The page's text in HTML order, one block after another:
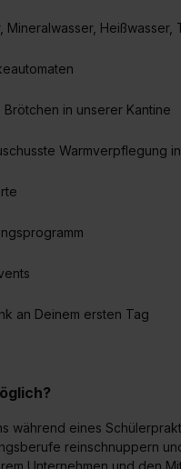
Mineralwasser, Heißwasser,
in unserer Kantine
Warmverpflegung
an Deinem ersten Tag
während eines
reinschnuppern
Unternehmen und den